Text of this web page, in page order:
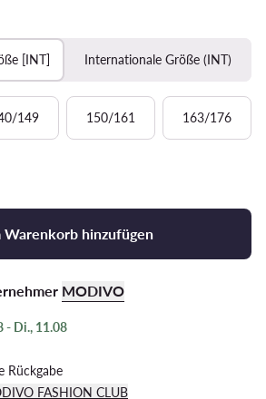
[INT] Internationale Größe (INT)
149 150/161 163/176
Warenkorb hinzufügen
MODIVO
- Di., 11.08
Rückgabe
FASHION CLUB